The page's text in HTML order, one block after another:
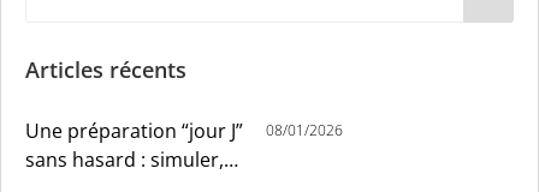
Articles récents
Une préparation “jour J”
sans hasard : simuler,
08/01/2026